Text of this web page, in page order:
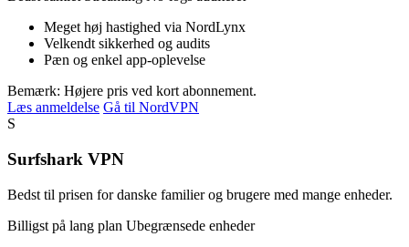
Meget høj hastighed via NordLynx
Velkendt sikkerhed og audits
Pæn og enkel app-oplevelse
Bemærk: Højere pris ved kort abonnement.
Læs anmeldelse Gå til NordVPN
S
Surfshark VPN
Bedst til prisen for danske familier og brugere med mange enheder.
Billigst på lang plan Ubegrænsede enheder